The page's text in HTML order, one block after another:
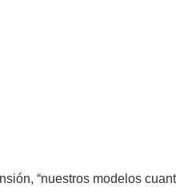
“nuestros modelos